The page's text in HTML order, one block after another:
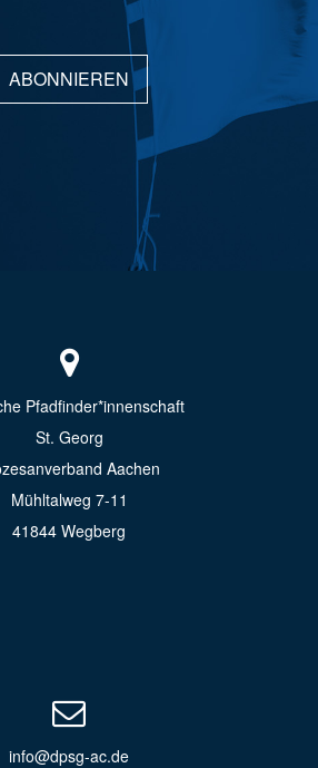
ABONNIEREN
Pfadfinder*innenschaft
St. Georg
Aachen
Mühltalweg 7-11
41844 Wegberg
info@dpsg-ac.de